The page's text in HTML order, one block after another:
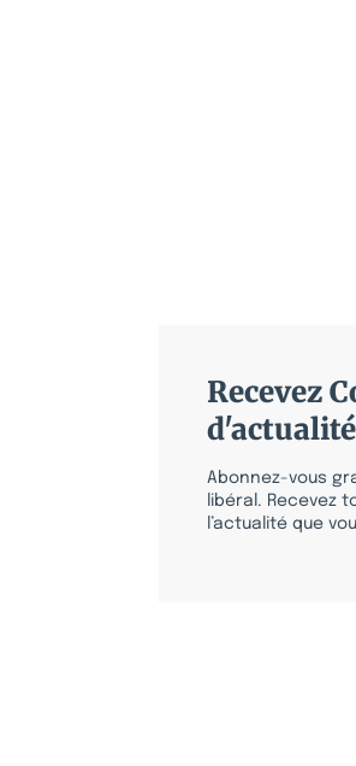
Recevez
Abonnez-vous
libéral. Recevez
l’actualité que